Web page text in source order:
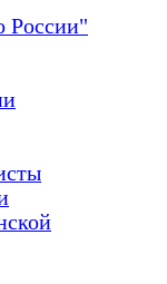
России"